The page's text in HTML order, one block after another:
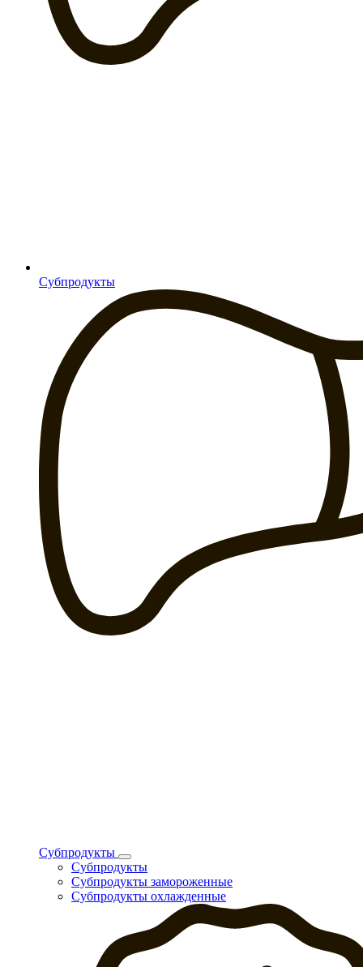
Субпродукты
Субпродукты
Субпродукты
Субпродукты замороженные
Субпродукты охлажденные